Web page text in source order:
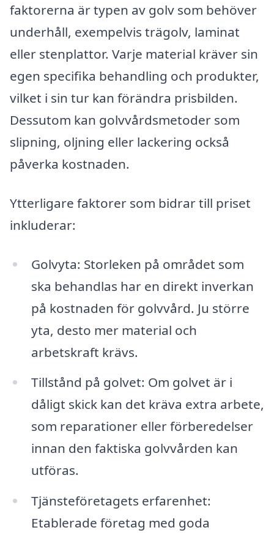
faktorerna är typen av golv som behöver
underhåll, exempelvis trägolv, laminat
eller stenplattor. Varje material kräver sin
egen specifika behandling och produkter,
vilket i sin tur kan förändra prisbilden.
Dessutom kan golvvårdsmetoder som
slipning, oljning eller lackering också
påverka kostnaden.
Ytterligare faktorer som bidrar till priset
inkluderar:
Golvyta: Storleken på området som
ska behandlas har en direkt inverkan
på kostnaden för golvvård. Ju större
yta, desto mer material och
arbetskraft krävs.
Tillstånd på golvet: Om golvet är i
dåligt skick kan det kräva extra arbete,
som reparationer eller förberedelser
innan den faktiska golvvården kan
utföras.
Tjänsteföretagets erfarenhet:
Etablerade företag med goda